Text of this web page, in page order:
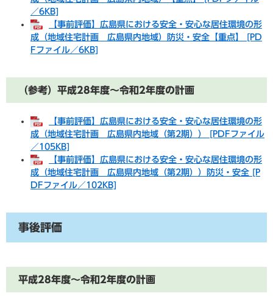
／6KB]
【事前評価】広島県における安全・安心な居住環境の形
成（地域住宅計画 広島県内地域）防災・安全【重点】 [PD
Fファイル／6KB]
（参考）平成28年度～令和2年度の計画
【事前評価】広島県における安全・安心な居住環境の形
成（地域住宅計画 広島県内地域（第2期）） [PDFファイル
／105KB]
【事前評価】広島県における安全・安心な居住環境の形
成（地域住宅計画 広島県内地域（第2期））防災・安全 [P
DFファイル／102KB]
事後評価
平成28年度～令和2年度の計画